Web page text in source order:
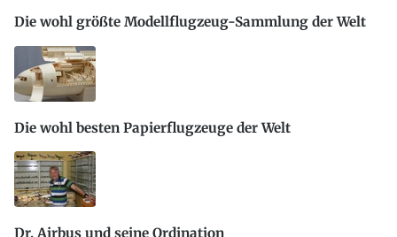
Die wohl größte Modellflugzeug-Sammlung der Welt
Die wohl besten Papierflugzeuge der Welt
Dr. Airbus und seine Ordination